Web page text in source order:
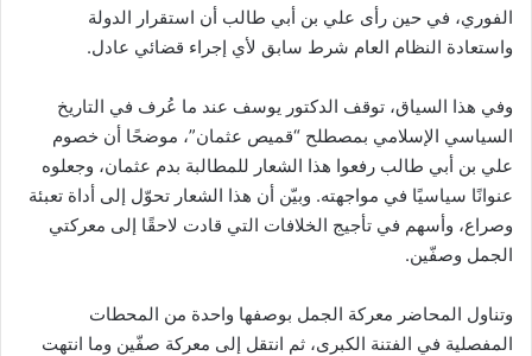
الفوري، في حين رأى علي بن أبي طالب أن استقرار الدولة
واستعادة النظام العام شرط سابق لأي إجراء قضائي عادل.
وفي هذا السياق، توقف الدكتور يوسف عند ما عُرف في التاريخ
السياسي الإسلامي بمصطلح “قميص عثمان”، موضحًا أن خصوم
علي بن أبي طالب رفعوا هذا الشعار للمطالبة بدم عثمان، وجعلوه
عنوانًا سياسيًا في مواجهته. وبيّن أن هذا الشعار تحوّل إلى أداة تعبئة
وصراع، وأسهم في تأجيج الخلافات التي قادت لاحقًا إلى معركتي
الجمل وصفّين.
وتناول المحاضر معركة الجمل بوصفها واحدة من المحطات
المفصلية في الفتنة الكبرى، ثم انتقل إلى معركة صفّين وما انتهت